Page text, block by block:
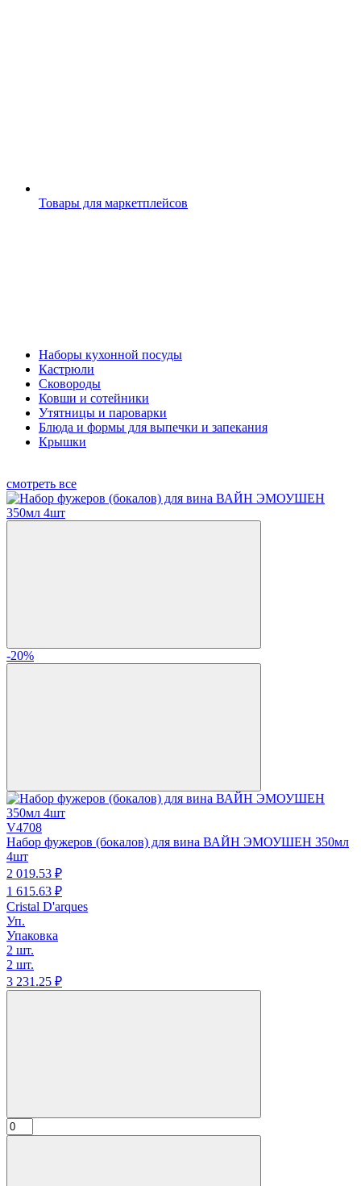
Товары для маркетплейсов
Наборы кухонной посуды
Кастрюли
Сковороды
Ковши и сотейники
Утятницы и пароварки
Блюда и формы для выпечки и запекания
Крышки
смотреть все
-20%
V4708
Набор фужеров (бокалов) для вина ВАЙН ЭМОУШЕН 350мл
4шт
2 019.53 ₽
1 615.63 ₽
Cristal D'arques
Уп.
Упаковка
2 шт.
2 шт.
3 231.25 ₽